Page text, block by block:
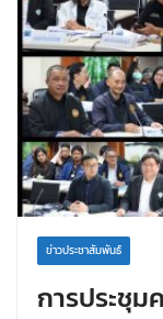
ข่าวประชาสัมพันธ์
การประชุ